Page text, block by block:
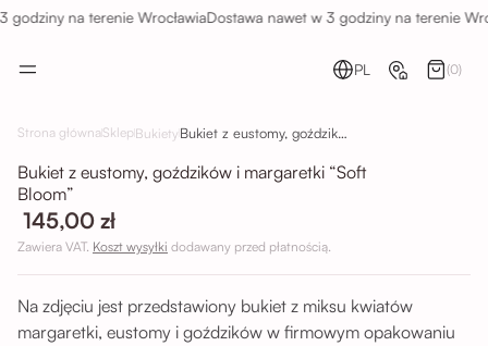
na terenie WrocławiaDostawa nawet w 3 godziny na terenie
PL (0)
Strona główna Sklep Bukiety Bukiet z eustomy, goździków i margaretki “Soft Bloom”
Bukiet z eustomy, goździków i margaretki “Soft
Bloom”
145,00 zł
Zawiera VAT. Koszt wysyłki dodawany przed płatnością.
Na zdjęciu jest przedstawiony bukiet z miksu kwiatów
margaretki, eustomy i goździków w firmowym opakowaniu